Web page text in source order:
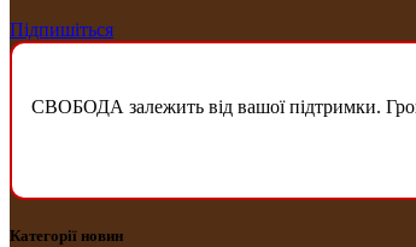
Підпишіться
СВОБОДА залежить від вашої підтримки.
Категорії новин